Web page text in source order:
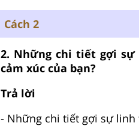
Cách 2
2. Những chi tiết gợi
cảm xúc của bạn?
Trả lời
- Những chi tiết gợi sự linh